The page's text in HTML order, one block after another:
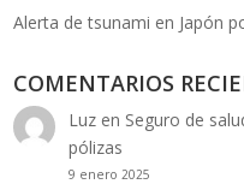
Alerta de tsunami en Japón
COMENTARIOS
Luzen Seguro de
pólizas
9 enero 2025